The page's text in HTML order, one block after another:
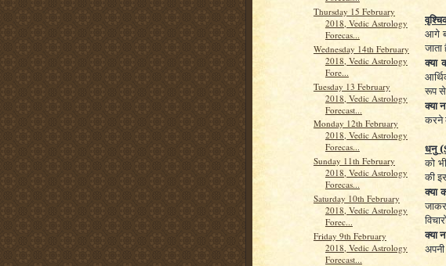
Thursday 15 February
2018, Vedic Astrology
Forecas...
Wednesday 14th February
2018, Vedic Astrology
Fore...
Tuesday 13 February
2018, Vedic Astrology
Forecast...
Monday 12th February
2018, Vedic Astrology
Forecas...
Sunday 11th February
2018, Vedic Astrology
Forecas...
Saturday 10th February
2018, Vedic Astrology
Forec...
Friday 9th February
2018, Vedic Astrology
Forecast...
आगे
क्या
रूप
क्या
करने
धनु
को
की
क्या
क्या